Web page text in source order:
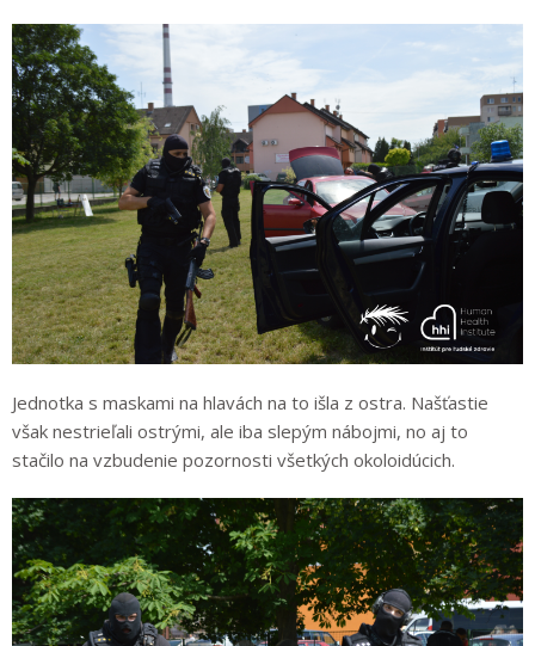
Jednotka s maskami na hlavách na to išla z ostra. Našťastie
však nestrieľali ostrými, ale iba slepým nábojmi, no aj to
stačilo na vzbudenie pozornosti všetkých okoloidúcich.